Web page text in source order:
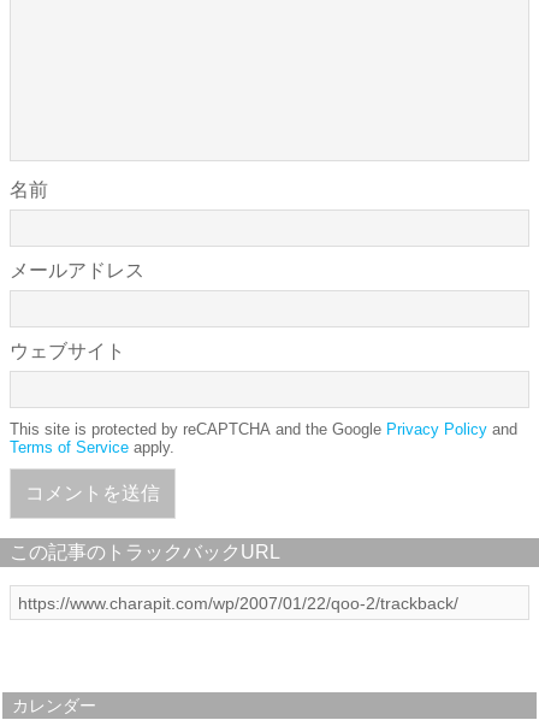
名前
メールアドレス
ウェブサイト
This site is protected by reCAPTCHA and the Google Privacy Policy and
Terms of Service apply.
この記事のトラックバックURL
カレンダー